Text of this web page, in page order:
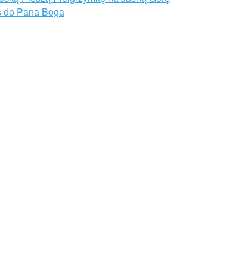
do Pana Boga